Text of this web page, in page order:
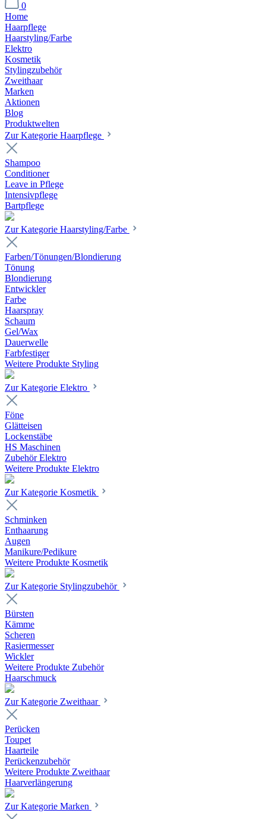
0
Home
Haarpflege
Haarstyling/Farbe
Elektro
Kosmetik
Stylingzubehör
Zweithaar
Marken
Aktionen
Blog
Produktwelten
Zur Kategorie Haarpflege
Shampoo
Conditioner
Leave in Pflege
Intensivpflege
Bartpflege
Zur Kategorie Haarstyling/Farbe
Farben/Tönungen/Blondierung
Tönung
Blondierung
Entwickler
Farbe
Haarspray
Schaum
Gel/Wax
Dauerwelle
Farbfestiger
Weitere Produkte Styling
Zur Kategorie Elektro
Föne
Glätteisen
Lockenstäbe
HS Maschinen
Zubehör Elektro
Weitere Produkte Elektro
Zur Kategorie Kosmetik
Schminken
Enthaarung
Augen
Manikure/Pedikure
Weitere Produkte Kosmetik
Zur Kategorie Stylingzubehör
Bürsten
Kämme
Scheren
Rasiermesser
Wickler
Weitere Produkte Zubehör
Haarschmuck
Zur Kategorie Zweithaar
Perücken
Toupet
Haarteile
Perückenzubehör
Weitere Produkte Zweithaar
Haarverlängerung
Zur Kategorie Marken